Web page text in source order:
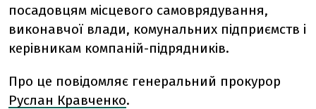
посадовцям місцевого самоврядування,
виконавчої влади, комунальних підприємств і
керівникам компаній-підрядників.
Про це повідомляє генеральний прокурор
Руслан Кравченко.